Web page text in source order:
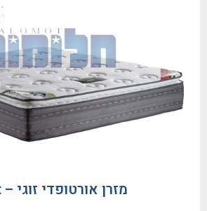
מזרן אורטופדי זוגי – duet